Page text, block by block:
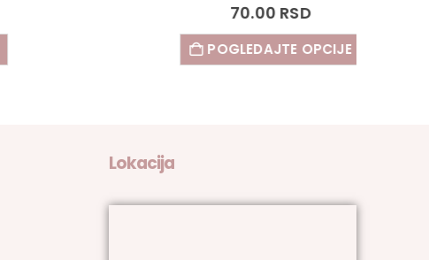
POGLEDAJTE OPCIJE
Lokacija